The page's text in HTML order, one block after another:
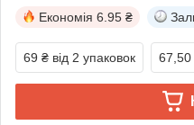
Економія 6.95 ₴
69 ₴ від 2 упаковок 67,50